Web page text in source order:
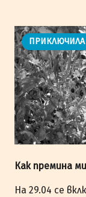
ПРИКЛЮЧИЛА
Как премина
На 29.04 се